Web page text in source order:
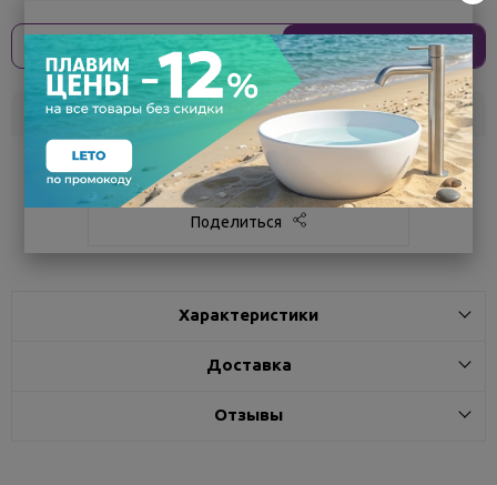
Оплати без переплат 2 115 ₽ x 4 платежа
Склад Кол-во Срок поставки
Белгород под заказ 7 - 14 дней
Поделиться
Характеристики
Доставка
Отзывы